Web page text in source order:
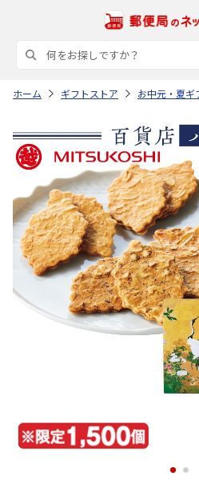
ホーム ギフトストア お中元・夏ギ
1 2